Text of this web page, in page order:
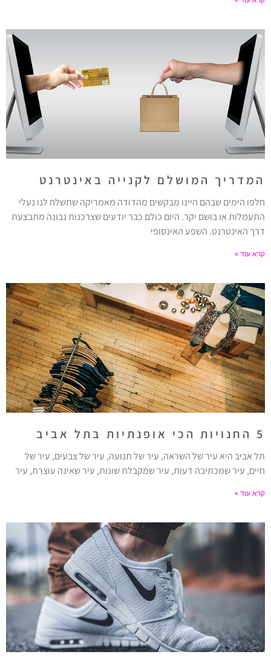
המדריך המושלם לקנייה באינטרנט
חלפו הימים שבהם היינו מבקשים מהדודה מאמריקה שתשלח לנו נעלי
התעמלות או בושם יקר. היום כולם כבר יודעים שצרכנות נבונה מתבצעת
דרך האינטרנט. השפע האינסופי
קרא עוד »
5 החנויות הכי אופנתיות בתל אביב
תל אביב היא עיר של השראה, עיר של תנועה, עיר של צבעים, עיר של
חיים, עיר שמכתיבה דעות, עיר שמקבלת שונות, עיר שאינה עוצרת, עיר
קרא עוד »